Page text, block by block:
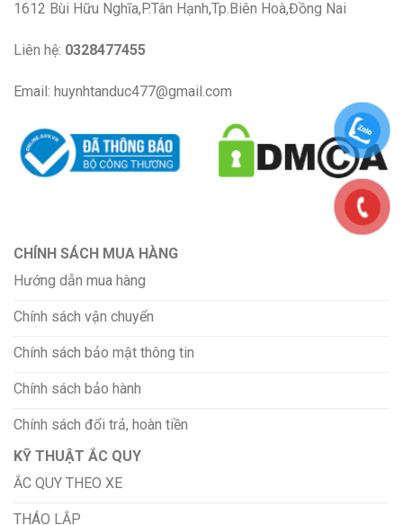
1612 Bùi Hữu Nghĩa,P.Tân Hạnh,Tp.Biên Hoà,Đồng Nai
Liên hệ: 0328477455
Email: huynhtanduc477@gmail.com
CHÍNH SÁCH MUA HÀNG
Hướng dẫn mua hàng
Chính sách vận chuyển
Chính sách bảo mật thông tin
Chính sách bảo hành
Chính sách đổi trả, hoàn tiền
KỸ THUẬT ẮC QUY
ẮC QUY THEO XE
THÁO LẮP